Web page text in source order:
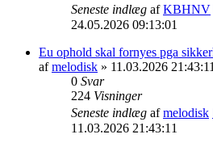
Seneste indlæg afKBHNV
24.05.2026 09:13:01
Eu ophold skal fornyes pga
afmelodisk » 11.03.2026
0 Svar
224 Visninger
Seneste indlæg afmelodisk
11.03.2026 21:43:11